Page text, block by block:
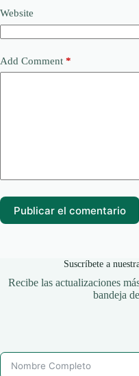
Website
Add Comment *
Publicar el comentario
Suscríbete a
Recibe las actualizaciones
bandeja